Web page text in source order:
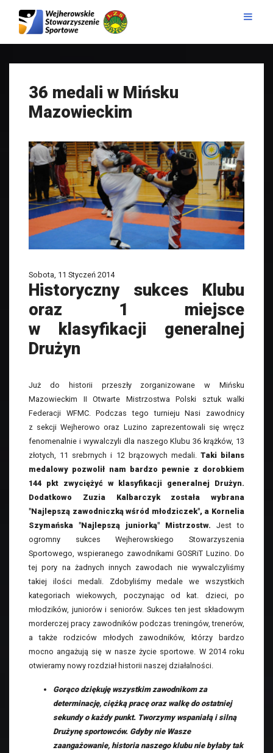
36 medali w Mińsku
Mazowieckim
Sobota, 11 Styczeń 2014
Historyczny sukces Klubu
oraz 1 miejsce
w klasyfikacji generalnej
Drużyn
Już do historii przeszły zorganizowane w Mińsku
Mazowieckim II Otwarte Mistrzostwa Polski sztuk walki
Federacji WFMC. Podczas tego turnieju Nasi zawodnicy
z sekcji Wejherowo oraz Luzino zaprezentowali się wręcz
fenomenalnie i wywalczyli dla naszego Klubu 36 krążków, 13
złotych, 11 srebrnych i 12 brązowych medali. Taki bilans
medalowy pozwolił nam bardzo pewnie z dorobkiem
144 pkt zwyciężyć w klasyfikacji generalnej Drużyn.
Dodatkowo Zuzia Kalbarczyk została wybrana
"Najlepszą zawodniczką wśród młodziczek", a Kornelia
Szymańska "Najlepszą juniorką" Mistrzostw. Jest to
ogromny sukces Wejherowskiego Stowarzyszenia
Sportowego, wspieranego zawodnikami GOSRiT Luzino. Do
tej pory na żadnych innych zawodach nie wywalczyliśmy
takiej ilości medali. Zdobyliśmy medale we wszystkich
kategoriach wiekowych, poczynając od kat. dzieci, po
młodzików, juniorów i seniorów. Sukces ten jest składowym
morderczej pracy zawodników podczas treningów, trenerów,
a także rodziców młodych zawodników, którzy bardzo
mocno angażują się w nasze życie sportowe. W 2014 roku
otwieramy nowy rozdział historii naszej działalności.
Gorąco dziękuję wszystkim zawodnikom za
determinację, ciężką pracę oraz walkę do ostatniej
sekundy o każdy punkt. Tworzymy wspaniałą i silną
Drużynę sportowców. Gdyby nie Wasze
zaangażowanie, historia naszego klubu nie byłaby tak